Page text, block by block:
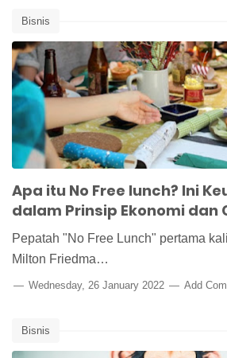
Bisnis
Apa itu No Free lunch? Ini
dalam Prinsip Ekonomi dan
Pepatah "No Free Lunch" pertama
Milton Friedma…
Wednesday, 26 January 2022 Add
Bisnis